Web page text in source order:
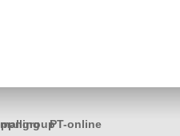
PT-online